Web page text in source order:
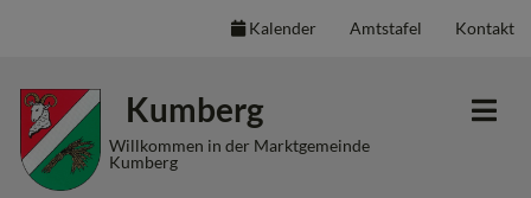
Accesskey
1)
Accesskey
2)
Accesskey
3)
Kalender Amtstafel Kontakt
Kumberg
Willkommen in der Marktgemeinde
Kumberg